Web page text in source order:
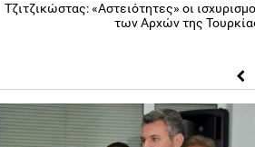
Τζιτζικώστας: «Αστειότητες» οι
των Αρχών της